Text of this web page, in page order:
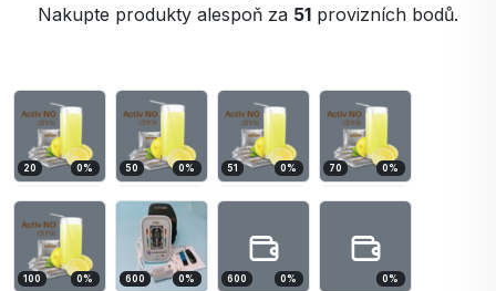
Nakupte produkty alespoň za 51 provizních bodů.
20 0% 50 0% 51 0% 70 0%
100 0% 600 0% 600 0% 0%